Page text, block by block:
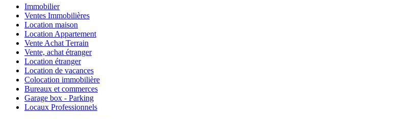
Immobilier
Ventes Immobilières
Location maison
Location Appartement
Vente Achat Terrain
Vente, achat étranger
Location étranger
Location de vacances
Colocation immobilière
Bureaux et commerces
Garage box - Parking
Locaux Professionnels